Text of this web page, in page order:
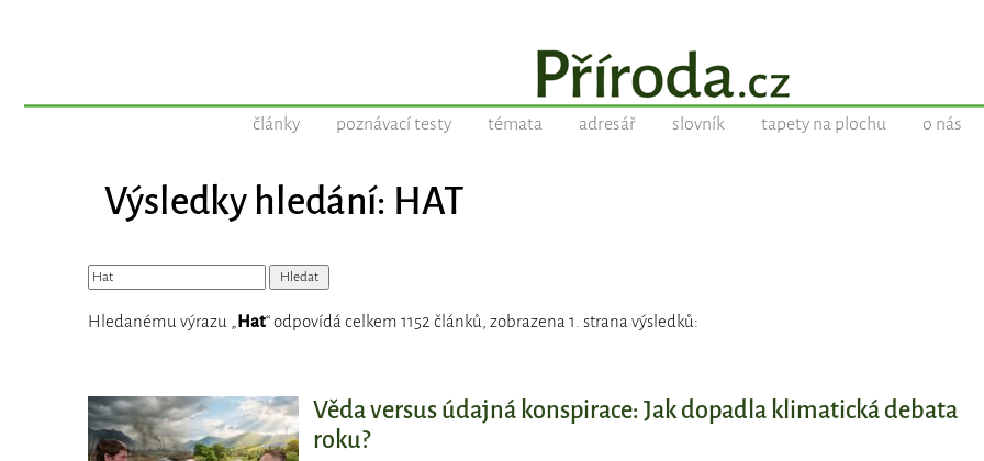
články poznávací testy témata adresář slovník tapety na plochu o nás
Výsledky hledání: HAT
Hledanému výrazu „ Hat“ odpovídá celkem 1152 článků, zobrazena 1. strana výsledků:
Věda versus údajná konspirace: Jak dopadla klimatická debata
roku?